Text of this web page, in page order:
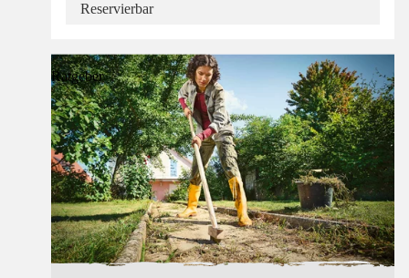
Reservierbar
Ratgeber